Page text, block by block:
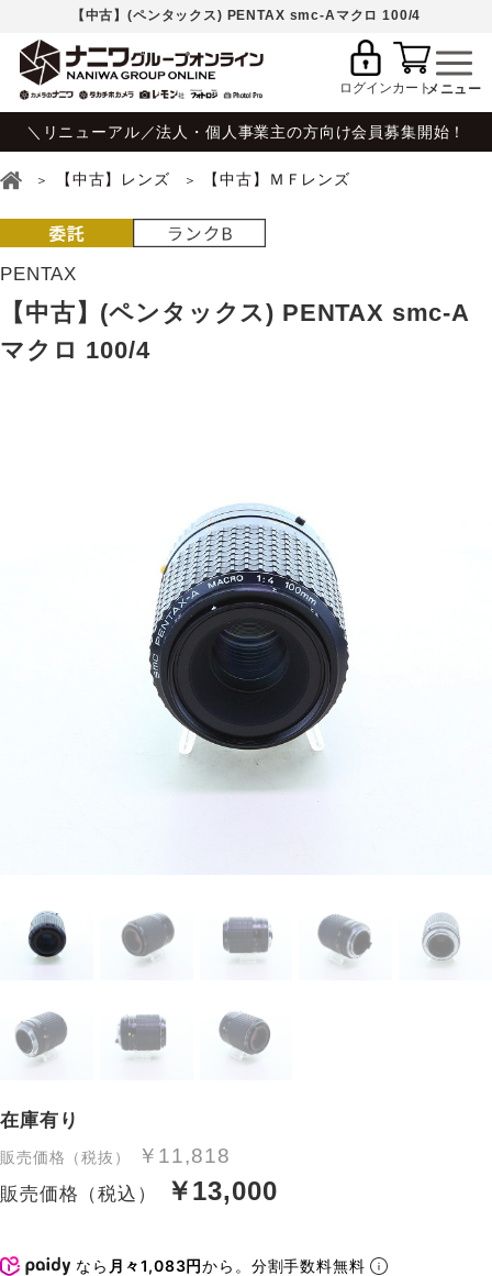
【中古】(ペンタックス) PENTAX smc-Aマクロ 100/4
ログインカート
＼リニューアル／法人・個人事業主の方向け会員募集開始！
【中古】レンズ 【中古】ＭＦレンズ
PENTAX
【中古】(ペンタックス) PENTAX smc-A
マクロ 100/4
在庫有り
販売価格（税抜） ￥11,818
販売価格（税込） ￥13,000
なら 月々1,083円から。分割手数料無料